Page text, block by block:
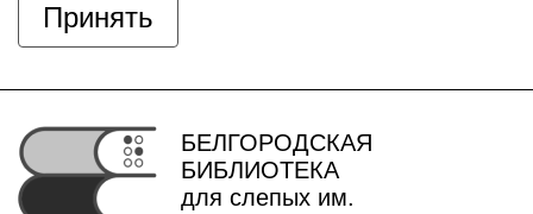
Принять
БЕЛГОРОДСКАЯ
БИБЛИОТЕКА
для слепых им.